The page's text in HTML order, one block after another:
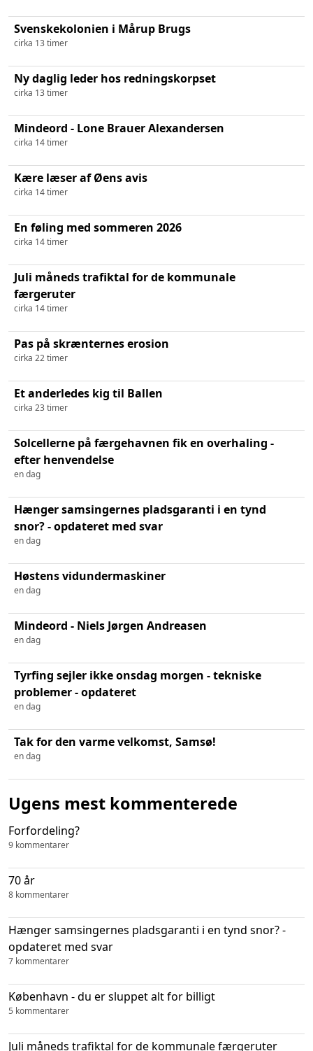
Svenskekolonien i Mårup Brugs
cirka 13 timer
Ny daglig leder hos redningskorpset
cirka 13 timer
Mindeord - Lone Brauer Alexandersen
cirka 14 timer
Kære læser af Øens avis
cirka 14 timer
En føling med sommeren 2026
cirka 14 timer
Juli måneds trafiktal for de kommunale
færgeruter
cirka 14 timer
Pas på skrænternes erosion
cirka 22 timer
Et anderledes kig til Ballen
cirka 23 timer
Solcellerne på færgehavnen fik en overhaling -
efter henvendelse
en dag
Hænger samsingernes pladsgaranti i en tynd
snor? - opdateret med svar
en dag
Høstens vidundermaskiner
en dag
Mindeord - Niels Jørgen Andreasen
en dag
Tyrfing sejler ikke onsdag morgen - tekniske
problemer - opdateret
en dag
Tak for den varme velkomst, Samsø!
en dag
Ugens mest kommenterede
Forfordeling?
9 kommentarer
70 år
8 kommentarer
Hænger samsingernes pladsgaranti i en tynd snor? -
opdateret med svar
7 kommentarer
København - du er sluppet alt for billigt
5 kommentarer
Juli måneds trafiktal for de kommunale færgeruter